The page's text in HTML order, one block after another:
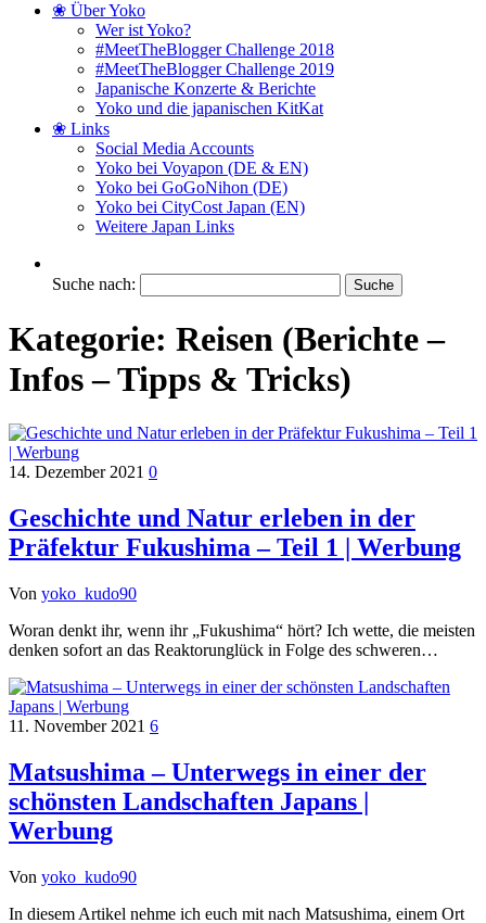
❀ Über Yoko
Wer ist Yoko?
#MeetTheBlogger Challenge 2018
#MeetTheBlogger Challenge 2019
Japanische Konzerte & Berichte
Yoko und die japanischen KitKat
❀ Links
Social Media Accounts
Yoko bei Voyapon (DE & EN)
Yoko bei GoGoNihon (DE)
Yoko bei CityCost Japan (EN)
Weitere Japan Links
Suche nach:
Kategorie: Reisen (Berichte –
Infos – Tipps & Tricks)
14. Dezember 2021 0
Geschichte und Natur erleben in der
Präfektur Fukushima – Teil 1 | Werbung
Von yoko_kudo90
Woran denkt ihr, wenn ihr „Fukushima“ hört? Ich wette, die meisten
denken sofort an das Reaktorunglück in Folge des schweren…
11. November 2021 6
Matsushima – Unterwegs in einer der
schönsten Landschaften Japans |
Werbung
Von yoko_kudo90
In diesem Artikel nehme ich euch mit nach Matsushima, einem Ort